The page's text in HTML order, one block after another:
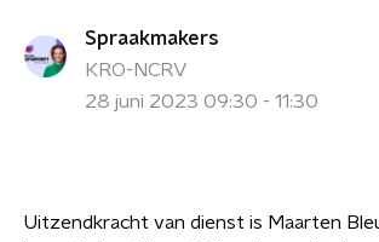
Spraakmakers
KRO-NCRV
28 juni 2023 09:30 - 11:30
Uitzendkracht van dienst is Maarten